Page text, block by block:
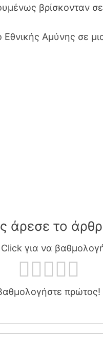
βρίσκονταν
Αμύνης σε
άρεσε το
για να
πρώτος!